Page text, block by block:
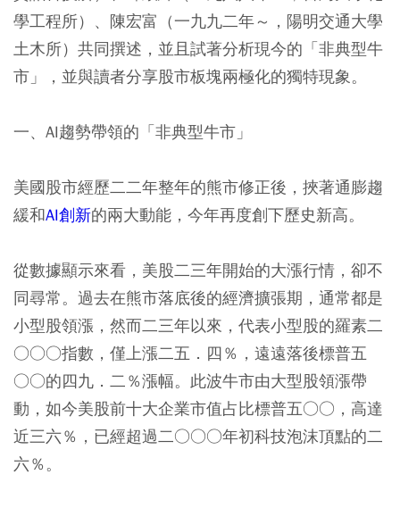
學工程所）、陳宏富（一九九二年～，陽明交通大學
土木所）共同撰述，並且試著分析現今的「非典型牛
市」，並與讀者分享股市板塊兩極化的獨特現象。
一、AI趨勢帶領的「非典型牛市」
美國股市經歷二二年整年的熊市修正後，挾著通膨趨
緩和AI創新的兩大動能，今年再度創下歷史新高。
從數據顯示來看，美股二三年開始的大漲行情，卻不
同尋常。過去在熊市落底後的經濟擴張期，通常都是
小型股領漲，然而二三年以來，代表小型股的羅素二
○○○指數，僅上漲二五．四％，遠遠落後標普五
○○的四九．二％漲幅。此波牛市由大型股領漲帶
動，如今美股前十大企業市值占比標普五○○，高達
近三六％，已經超過二○○○年初科技泡沫頂點的二
六％。